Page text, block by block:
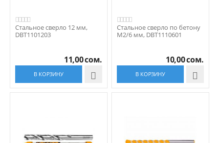
Стальное сверло 12 мм,
DBT1101203
11,00сом.
В КОРЗИНУ 
Стальное сверло по бетону
M2/6 мм, DBT1110601
10,00сом.
В КОРЗИНУ 